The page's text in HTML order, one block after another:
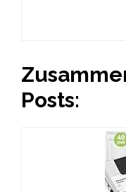
Posts: